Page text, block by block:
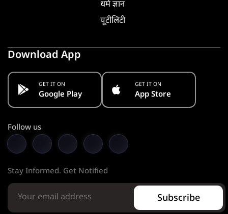
धर्म ज्ञान
यूटीलिटी
Download App
GET IT ON
Google Play
GET IT ON
App Store
Follow us
Stay Informed. Get Notified
Subscribe